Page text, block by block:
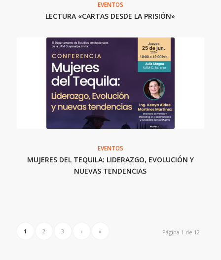
EVENTOS
LECTURA «CARTAS DESDE LA PRISIÓN»
EVENTOS
MUJERES DEL TEQUILA: LIDERAZGO, EVOLUCIÓN Y
NUEVAS TENDENCIAS
Página 1 de 12
1 2 3 › »